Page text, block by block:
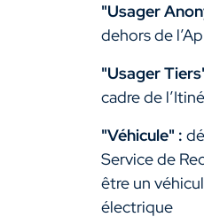
"Usager
dehors de
"Usager
cadre de
"Véhicule" :
Service de
être un
électrique